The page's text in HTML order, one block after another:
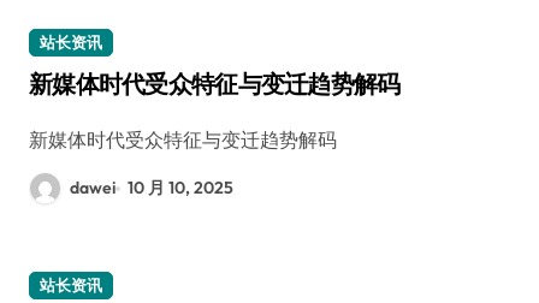
站长资讯
新媒体时代受众特征与变迁趋势解码
新媒体时代受众特征与变迁趋势解码
dawei 10 月 10, 2025
站长资讯